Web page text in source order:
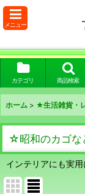
メニュー
カテゴリ 商品検索
ホーム > ★生活雑貨・
☆昭和のカゴな
インテリアにも実